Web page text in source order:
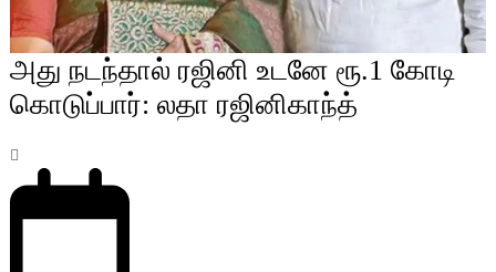
அது நடந்தால் ரஜினி உடனே ரூ.1 கோடி
கொடுப்பார்: லதா ரஜினிகாந்த்